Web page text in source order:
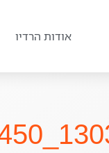
אודות הרדיו